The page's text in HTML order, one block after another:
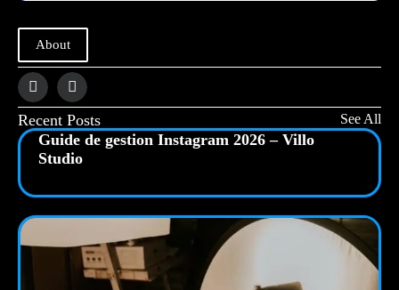
About
Recent Posts See All
Guide de gestion Instagram 2026 – Villo
Studio